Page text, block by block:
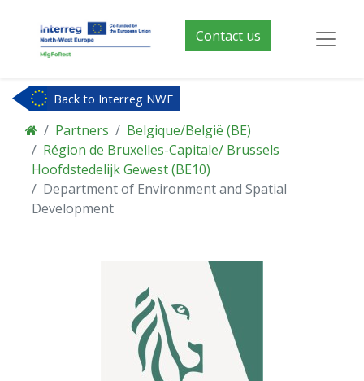
Contact us
Back to Interreg NWE
Partners
Belgique/België (BE)
Région de Bruxelles-Capitale/ Brussels
Hoofdstedelijk Gewest (BE10)
Department of Environment and Spatial
Development